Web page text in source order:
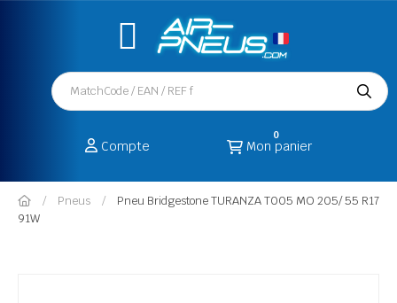
Compte Mon panier
0
Pneus
Pneu Bridgestone TURANZA T005 MO 205/ 55 R17
91W